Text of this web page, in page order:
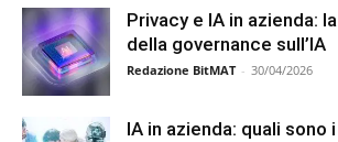
Privacy e IA in azienda:
della governance sull’IA
Redazione BitMAT - 30/04/2026
IA in azienda: quali sono